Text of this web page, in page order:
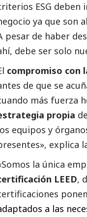
ESG
ya que son
pesar de haber
debe ser solo
compromiso con
de que se
más fuerza
propia
equipos y
explica
la única
LEED,
a las